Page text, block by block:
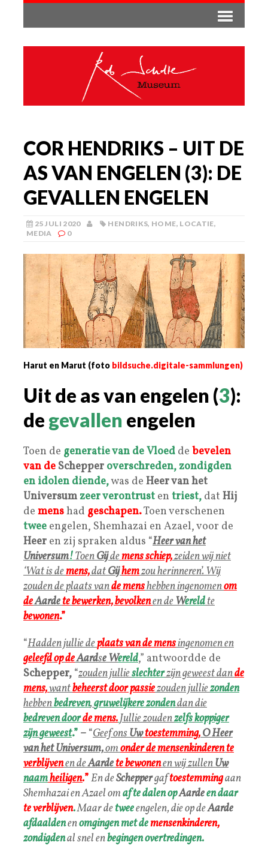
COR HENDRIKS – UIT DE
AS VAN ENGELEN (3): DE
GEVALLEN ENGELEN
25 JULI 2020 HENDRIKS, HOME, LOCATIE,
MEDIA
0
Harut en Marut (foto bildsuche.digitale-sammlungen)
Uit de as van engelen (3):
de gevallen engelen
Toen de generatie van deVloed de bevelen
van de Schepper overschreden, zondigden
en idolen diende,was de Heer van het
Universum zeer verontrust en triest, dat Hij
de menshad geschapen.Toen verschenen
twee engelen, Shemhazai en Azael, voor de
Heer en zij spraken aldus “Heer van het
Universum!ToenGijdemensschiep,zeiden wij niet
‘Wat is demens,datGijhemzou herinneren’. Wij
zouden de plaats vandemenshebben ingenomenom
deAardetebewerken, bevolkenen deWereldte
bewonen.”
“Hadden jullie deplaats van de mensingenomen en
geleefdopdeAardseWereld,” antwoordde de
Schepper, “zouden jullieslechterzijn geweest dande
mens,wantbeheerst door passiezouden julliezonden
hebbenbedreven,gruwelijkere zondendan die
bedreven doorde mens.Jullie zoudenzelfskoppiger
zijngeweest.” – “Geef onsUwtoestemming,O Heer
van het Universum,omonder demensenkinderente
verblijvenen deAardete bewonenen wij zullenUw
naamheiligen.”En deScheppergaftoestemmingaan
Shemhazai en Azael omaf te dalen opAardeen daar
te verblijven.Maar detweeengelen, die op deAarde
afdaaldenenomgingen met demensenkinderen,
zondigdenal snel enbegingen overtredingen.